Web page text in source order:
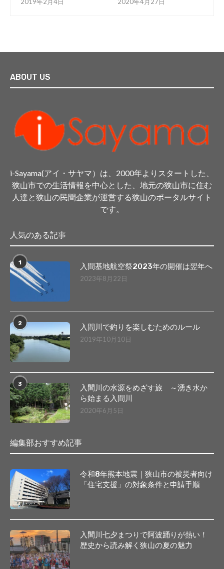
ABOUT US
i-Sayama(アイ・サヤマ）は、2000年よりスタートした、
狭山市での生活情報を中心とした、地元の狭山市に住む
人達と狭山の民間企業が運営する狭山のポータルサイト
です。
人気のある記事
1 入間基地航空祭2023年の開催は翌年へ
2023年8月22日
2 入間川で釣りを楽しむためのルール
2019年10月10日
3
入間川の水源をめざす旅 ～湧き水か
ら始まる入間川
2020年6月5日
編集部おすすめ記事
令和8年熊本地震｜狭山市の被災者向け
「住宅支援」の対象条件と申請手順
入間川七夕まつりで阿波踊りが熱い！
歴史から読み解く狭山の夏の魅力